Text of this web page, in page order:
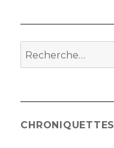
l’article
Recherche
pour
CHRONIQUETTES